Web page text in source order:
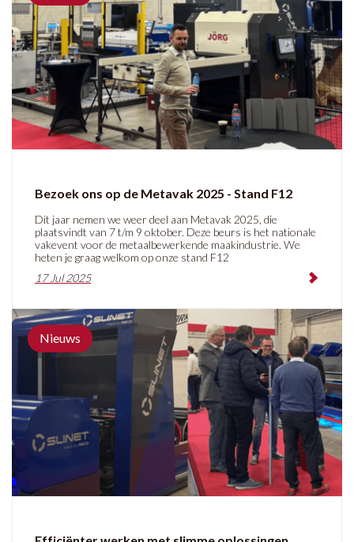
Bezoek ons op de Metavak 2025 - Stand F12
Dit jaar nemen we weer deel aan Metavak 2025, die
plaatsvindt van 7 t/m 9 oktober. Deze beurs is het nationale
vakevent voor de metaalbewerkende maakindustrie. We
heten je graag welkom op onze stand F12
17 Jul 2025
Nieuws